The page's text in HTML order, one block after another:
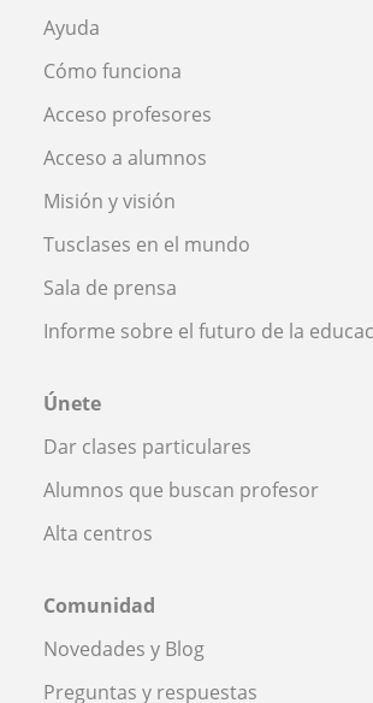
Ayuda
Cómo funciona
Acceso profesores
Acceso a alumnos
Misión y visión
Tusclases en el mundo
Sala de prensa
Informe sobre el futuro de la
Únete
Dar clases particulares
Alumnos que buscan profesor
Alta centros
Comunidad
Novedades y Blog
Preguntas y respuestas